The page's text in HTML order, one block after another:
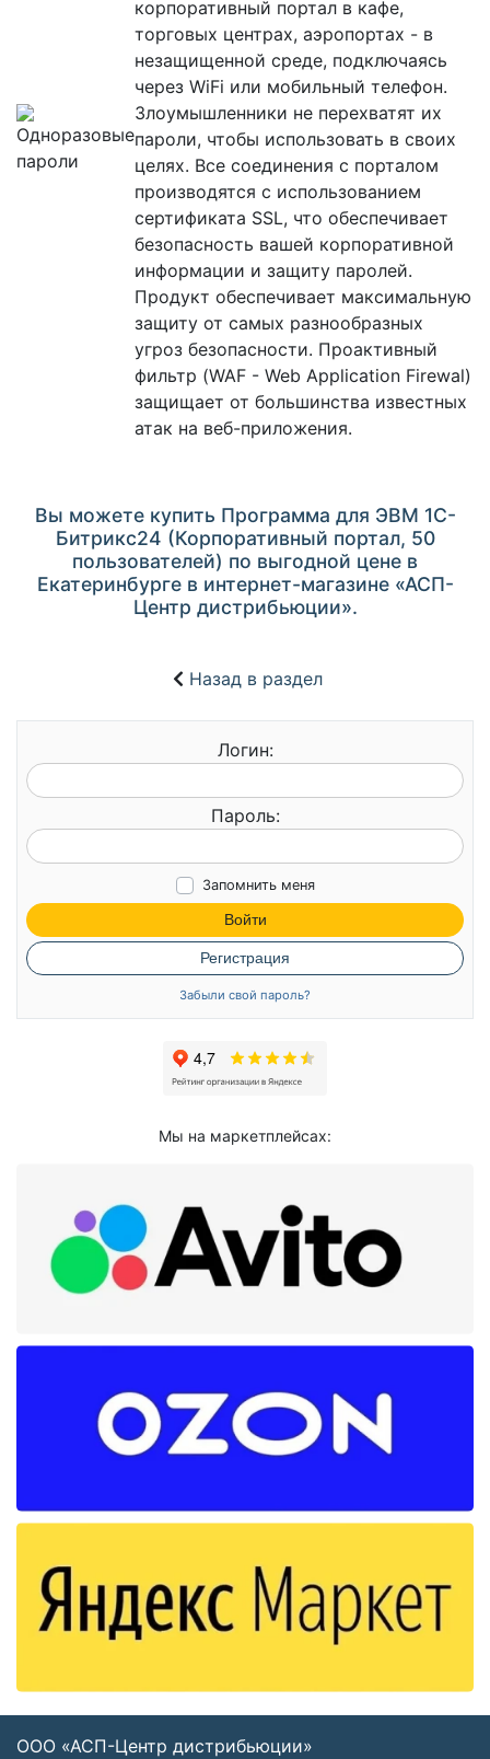
корпоративный портал в кафе,
торговых центрах, аэропортах - в
незащищенной среде, подключаясь
через WiFi или мобильный телефон.
Злоумышленники не перехватят их
пароли, чтобы использовать в своих
целях. Все соединения с порталом
производятся с использованием
сертификата SSL, что обеспечивает
безопасность вашей корпоративной
информации и защиту паролей.
Продукт обеспечивает максимальную
защиту от самых разнообразных
угроз безопасности. Проактивный
фильтр (WAF - Web Application Firewal)
защищает от большинства известных
атак на веб-приложения.
Вы можете купить Программа для ЭВМ 1С-
Битрикс24 (Корпоративный портал, 50
пользователей) по выгодной цене в
Екатеринбурге в интернет-магазине «АСП-
Центр дистрибьюции».
Назад в раздел
Логин:
Пароль:
Запомнить меня
Войти
Регистрация
Забыли свой пароль?
Мы на маркетплейсах:
ООО «АСП-Центр дистрибьюции»